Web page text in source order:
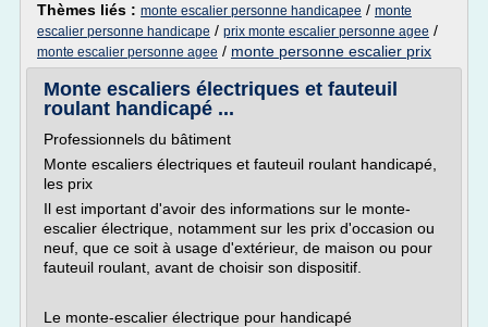
Thèmes liés : monte escalier personne handicapee / monte
escalier personne handicape / prix monte escalier personne agee /
monte escalier personne agee / monte personne escalier prix
Monte escaliers électriques et fauteuil
roulant handicapé ...
Professionnels du bâtiment
Monte escaliers électriques et fauteuil roulant handicapé,
les prix
Il est important d'avoir des informations sur le monte-
escalier électrique, notamment sur les prix d'occasion ou
neuf, que ce soit à usage d'extérieur, de maison ou pour
fauteuil roulant, avant de choisir son dispositif.
Le monte-escalier électrique pour handicapé